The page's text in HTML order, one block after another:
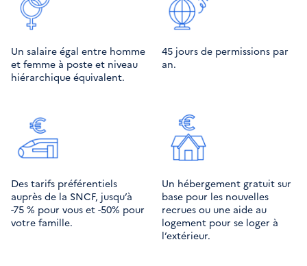
Un salaire égal entre homme
et femme à poste et niveau
hiérarchique équivalent.
45 jours de permissions par
an.
Des tarifs préférentiels
auprès de la SNCF, jusqu’à
-75 % pour vous et -50% pour
votre famille.
Un hébergement gratuit sur
base pour les nouvelles
recrues ou une aide au
logement pour se loger à
l’extérieur.